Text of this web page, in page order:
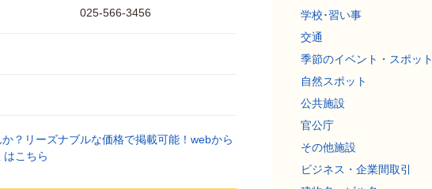
025-566-3456
学校･習い事
交通
季節のイベント・スポット
自然スポット
公共施設
官公庁
その他施設
ビジネス・企業間取引